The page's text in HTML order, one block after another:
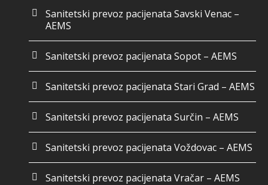
Sanitetski prevoz pacijenata Savski Venac –
AEMS
Sanitetski prevoz pacijenata Sopot – AEMS
Sanitetski prevoz pacijenata Stari Grad – AEMS
Sanitetski prevoz pacijenata Surčin – AEMS
Sanitetski prevoz pacijenata Voždovac – AEMS
Sanitetski prevoz pacijenata Vračar – AEMS